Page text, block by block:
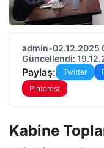
admin•02.12.2025
Güncellendi:
Paylaş: Twitter
Pinterest
Kabine